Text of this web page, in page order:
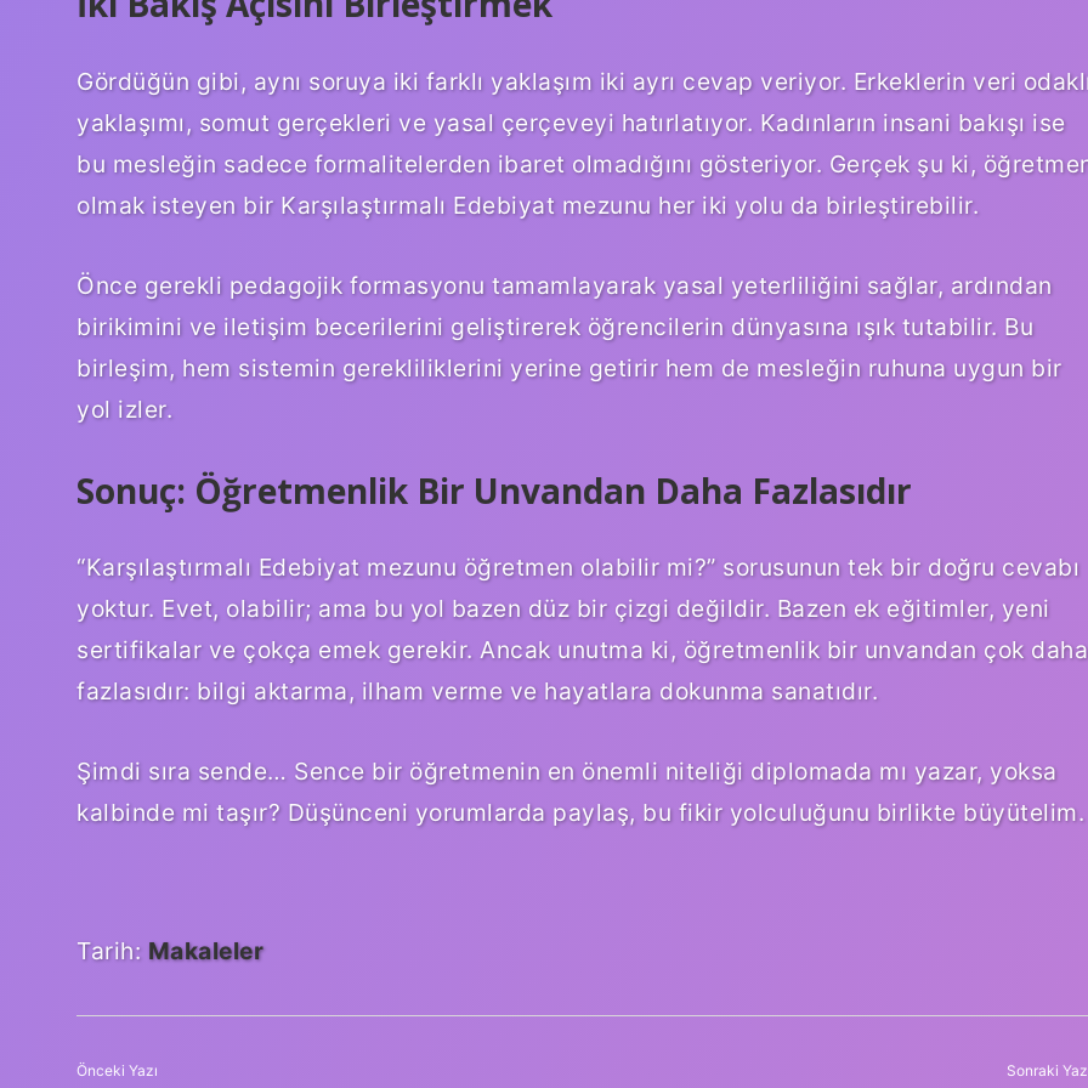
Gördüğün gibi, aynı soruya iki farklı yaklaşım iki ayrı cevap veriyor. Erkeklerin veri
yaklaşımı, somut gerçekleri ve yasal çerçeveyi hatırlatıyor. Kadınların insani bakışı ise
bu mesleğin sadece formalitelerden ibaret olmadığını gösteriyor. Gerçek şu ki,
olmak isteyen bir Karşılaştırmalı Edebiyat mezunu her iki yolu da birleştirebilir.
Önce gerekli pedagojik formasyonu tamamlayarak yasal yeterliliğini sağlar, ardından
birikimini ve iletişim becerilerini geliştirerek öğrencilerin dünyasına ışık tutabilir. Bu
birleşim, hem sistemin gerekliliklerini yerine getirir hem de mesleğin ruhuna uygun bir
yol izler.
Sonuç: Öğretmenlik Bir Unvandan Daha Fazlasıdır
“Karşılaştırmalı Edebiyat mezunu öğretmen olabilir mi?” sorusunun tek bir doğru cevabı
yoktur. Evet, olabilir; ama bu yol bazen düz bir çizgi değildir. Bazen ek eğitimler, yeni
sertifikalar ve çokça emek gerekir. Ancak unutma ki, öğretmenlik bir unvandan çok daha
fazlasıdır: bilgi aktarma, ilham verme ve hayatlara dokunma sanatıdır.
Şimdi sıra sende… Sence bir öğretmenin en önemli niteliği diplomada mı yazar, yoksa
kalbinde mi taşır? Düşünceni yorumlarda paylaş, bu fikir yolculuğunu birlikte büyütelim.
Tarih: Makaleler
Önceki Yazı Sonraki